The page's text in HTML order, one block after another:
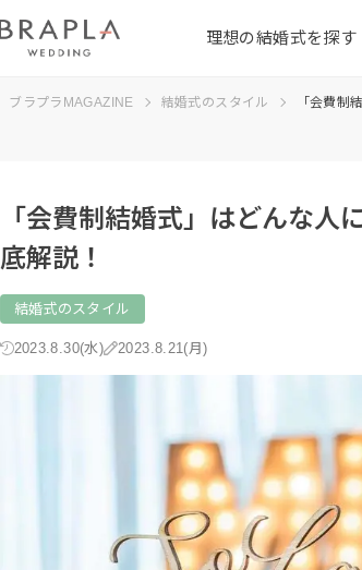
理想の結婚式を探す
ブラプラMAGAZINE 結婚式のスタイル 「会費制
「会費制結婚式」はどんな人
底解説！
結婚式のスタイル
2023.8.30(水) 2023.8.21(月)